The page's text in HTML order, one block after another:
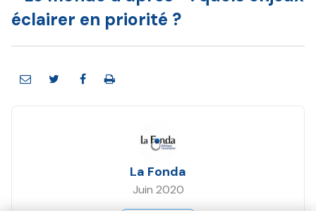
éclairer en priorité ?
La Fonda
Juin 2020